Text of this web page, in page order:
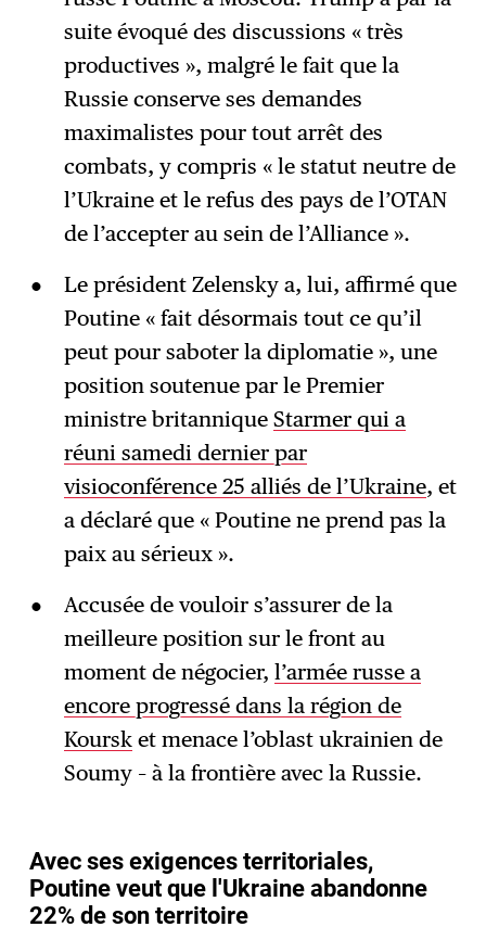
suite évoqué des discussions « très
productives », malgré le fait que la
Russie conserve ses demandes
maximalistes pour tout arrêt des
combats, y compris « le statut neutre de
l’Ukraine et le refus des pays de l’OTAN
de l’accepter au sein de l’Alliance ».
Le président Zelensky a, lui, affirmé que
Poutine « fait désormais tout ce qu’il
peut pour saboter la diplomatie », une
position soutenue par le Premier
ministre britannique Starmer qui a
réuni samedi dernier par
visioconférence 25 alliés de l’Ukraine, et
a déclaré que « Poutine ne prend pas la
paix au sérieux ».
Accusée de vouloir s’assurer de la
meilleure position sur le front au
moment de négocier, l’armée russe a
encore progressé dans la région de
Koursket menace l’oblast ukrainien de
Soumy – à la frontière avec la Russie.